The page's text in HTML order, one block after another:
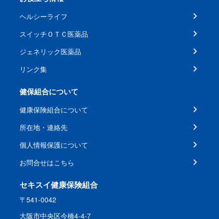
ヘルシーライフ
スイッチＯＴＣ医薬品
ジェネリック医薬品
リンク集
健保組合について
健康保険組合について
所在地・連絡先
個人情報保護について
お問合せはこちら
セキスイ健康保険組合
〒541-0042
大阪市中央区今橋4-4-7